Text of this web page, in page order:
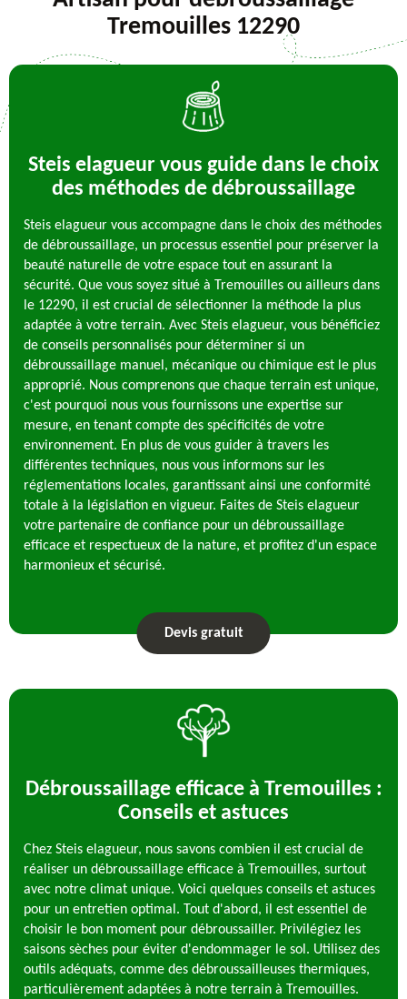
Tremouilles 12290
Steis elagueur vous guide dans le choix
des méthodes de débroussaillage
Steis elagueur vous accompagne dans le choix des méthodes
de débroussaillage, un processus essentiel pour préserver la
beauté naturelle de votre espace tout en assurant la
sécurité. Que vous soyez situé à Tremouilles ou ailleurs dans
le 12290, il est crucial de sélectionner la méthode la plus
adaptée à votre terrain. Avec Steis elagueur, vous bénéficiez
de conseils personnalisés pour déterminer si un
débroussaillage manuel, mécanique ou chimique est le plus
approprié. Nous comprenons que chaque terrain est unique,
c'est pourquoi nous vous fournissons une expertise sur
mesure, en tenant compte des spécificités de votre
environnement. En plus de vous guider à travers les
différentes techniques, nous vous informons sur les
réglementations locales, garantissant ainsi une conformité
totale à la législation en vigueur. Faites de Steis elagueur
votre partenaire de confiance pour un débroussaillage
efficace et respectueux de la nature, et profitez d'un espace
harmonieux et sécurisé.
Devis gratuit
Débroussaillage efficace à Tremouilles :
Conseils et astuces
Chez Steis elagueur, nous savons combien il est crucial de
réaliser un débroussaillage efficace à Tremouilles, surtout
avec notre climat unique. Voici quelques conseils et astuces
pour un entretien optimal. Tout d'abord, il est essentiel de
choisir le bon moment pour débroussailler. Privilégiez les
saisons sèches pour éviter d'endommager le sol. Utilisez des
outils adéquats, comme des débroussailleuses thermiques,
particulièrement adaptées à notre terrain à Tremouilles.